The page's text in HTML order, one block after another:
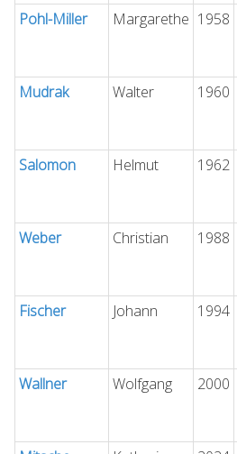
Pohl-Miller
Margarethe 1958
Mudrak
Walter 1960
Salomon
Helmut 1962
Weber
Christian 1988
Fischer
Johann 1994
Wallner
Wolfgang 2000